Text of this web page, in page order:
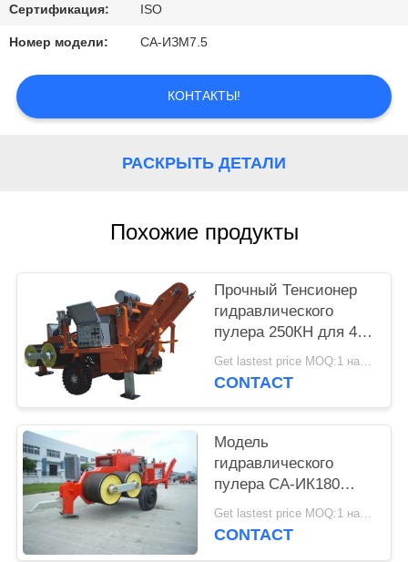
СПРОСИТЕ
ЦИТАТУ
Сертификация: ISO
Номер модели: СА-ИЗМ7.5
КОНТАКТЫ!
РАСКРЫТЬ ДЕТАЛИ
Похожие продукты
Прочный Тенсионер
гидравлического
пулера 250КН для 4
связал вес
проводника 9000кг
Get lastest price MOQ:1 набор
CONTACT
Модель
гидравлического
пулера СА-ИК180
Тенсионер линии
электропередач
Get lastest price MOQ:1 набор
CONTACT